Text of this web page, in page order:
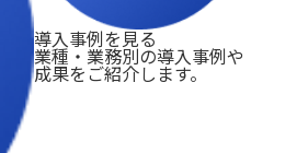
導入事例を見る
業種・業務別の導入事例や
成果をご紹介します。